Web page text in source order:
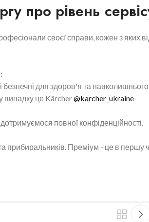
про рівень
своєї справи, кожен з яких
безпечні для здоров'я та
це Kärcher@karcher_ukraine
повної конфіденційності.
прибиральників. Преміум - це в першу